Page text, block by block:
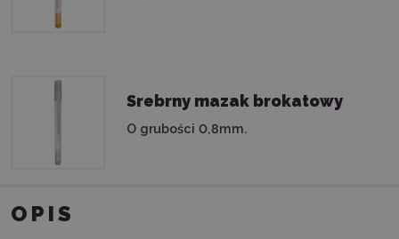
Srebrny mazak brokatowy
O grubości 0,8mm.
OPIS